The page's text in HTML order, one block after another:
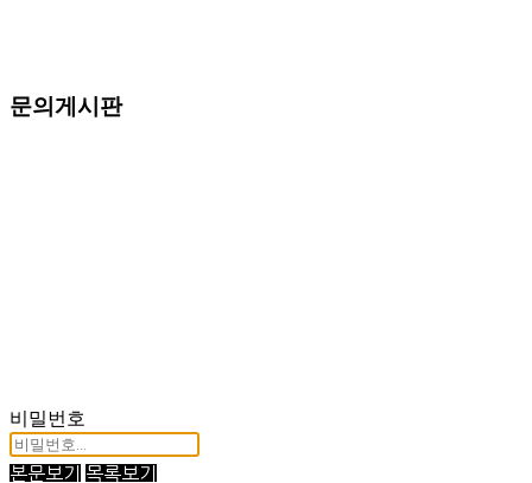
문의게시판
비밀번호
본문보기 목록보기